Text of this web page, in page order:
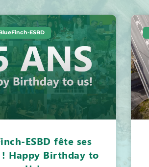
ESBD
ESBD fête ses
! Happy Birthday to